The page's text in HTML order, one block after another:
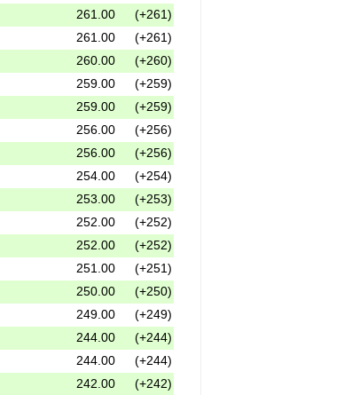
261.00
(+261)
261.00
(+261)
260.00
(+260)
259.00
(+259)
259.00
(+259)
256.00
(+256)
256.00
(+256)
254.00
(+254)
253.00
(+253)
252.00
(+252)
252.00
(+252)
251.00
(+251)
250.00
(+250)
249.00
(+249)
244.00
(+244)
244.00
(+244)
242.00
(+242)